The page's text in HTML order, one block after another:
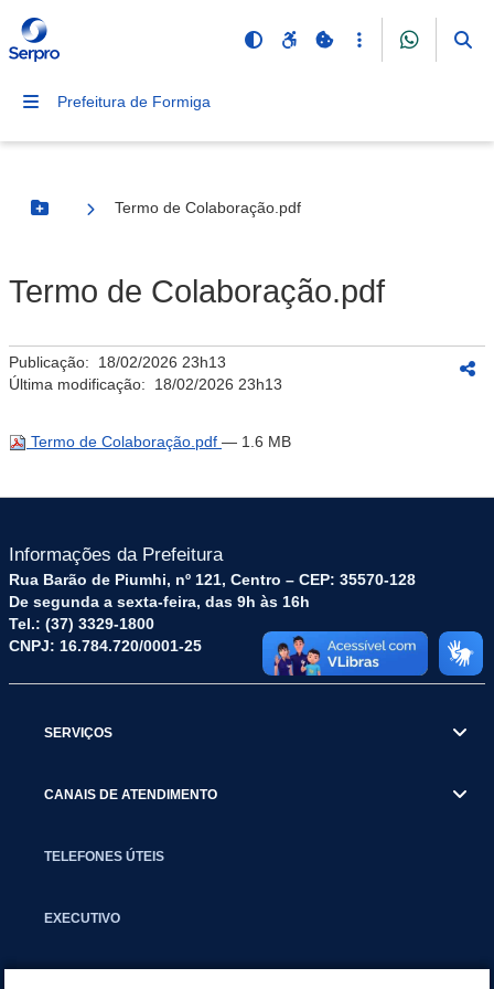
Prefeitura de Formiga
Botão Menu
Termo de Colaboração.pdf
Termo de Colaboração.pdf
Publicação: 18/02/2026 23h13
Última modificação: 18/02/2026 23h13
Termo de Colaboração.pdf — 1.6 MB
Informações da Prefeitura
Rua Barão de Piumhi, nº 121, Centro – CEP: 35570-128
De segunda a sexta-feira, das 9h às 16h
Tel.: (37) 3329-1800
CNPJ: 16.784.720/0001-25
SERVIÇOS
CANAIS DE ATENDIMENTO
TELEFONES ÚTEIS
EXECUTIVO